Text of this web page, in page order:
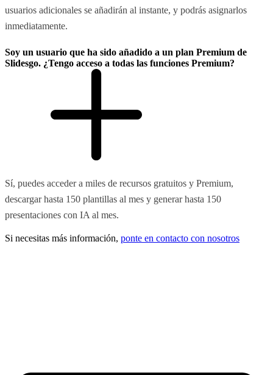
usuarios adicionales se añadirán al instante, y podrás asignarlos
inmediatamente.
Soy un usuario que ha sido añadido a un plan Premium de
Slidesgo. ¿Tengo acceso a todas las funciones Premium?
Sí, puedes acceder a miles de recursos gratuitos y Premium,
descargar hasta 150 plantillas al mes y generar hasta 150
presentaciones con IA al mes.
Si necesitas más información, ponte en contacto con nosotros